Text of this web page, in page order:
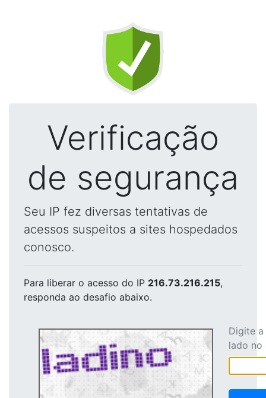
Verificação
de segurança
Seu IP fez diversas tentativas de
acessos suspeitos a sites hospedados
conosco.
Para liberar o acesso do IP 216.73.216.215,
responda ao desafio abaixo.
Digite
lado no